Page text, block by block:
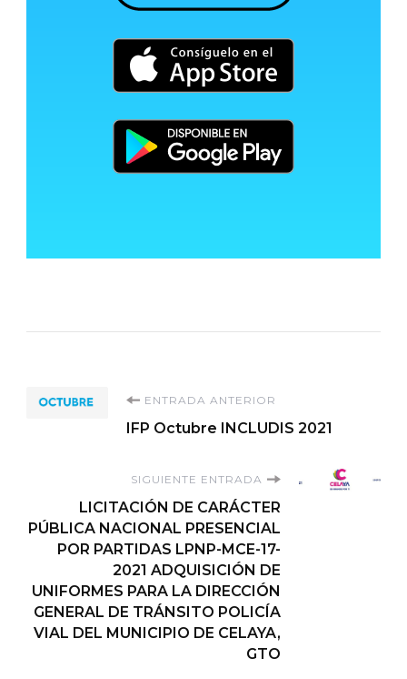
Navegación
entradas
ENTRADA ANTERIOR
IFP Octubre INCLUDIS 2021
SIGUIENTE ENTRADA
LICITACIÓN DE CARÁCTER
PÚBLICA NACIONAL PRESENCIAL
POR PARTIDAS LPNP-MCE-17-
2021 ADQUISICIÓN DE
UNIFORMES PARA LA DIRECCIÓN
GENERAL DE TRÁNSITO POLICÍA
VIAL DEL MUNICIPIO DE CELAYA,
GTO